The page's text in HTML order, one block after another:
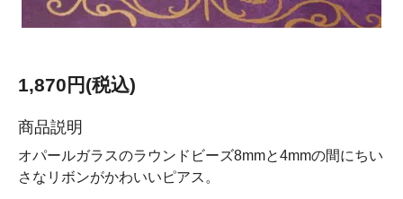
1,870円(税込)
商品説明
オパールガラスのラウンドビーズ8mmと4mmの間にちい
さなリボンがかわいいピアス。